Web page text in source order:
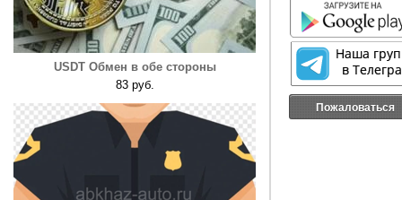
USDT Обмен в обе стороны
83 руб.
Пожаловаться